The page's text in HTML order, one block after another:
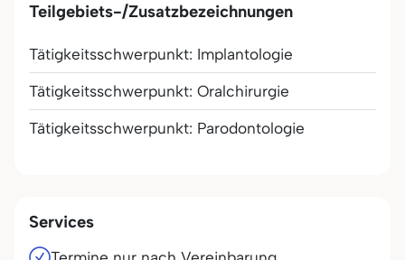
Teilgebiets-/Zusatzbezeichnungen
Tätigkeitsschwerpunkt: Implantologie
Tätigkeitsschwerpunkt: Oralchirurgie
Tätigkeitsschwerpunkt: Parodontologie
Services